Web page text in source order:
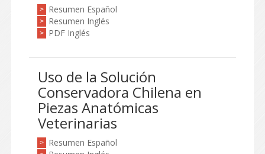
> Resumen Español
> Resumen Inglés
> PDF Inglés
Uso de la Solución
Conservadora Chilena en
Piezas Anatómicas
Veterinarias
> Resumen Español